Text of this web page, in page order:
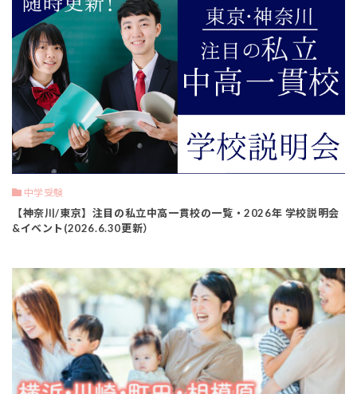
中学受験
【神奈川/東京】注目の私立中高一貫校の一覧・2026年 学校説明会
&イベント(2026.6.30更新）